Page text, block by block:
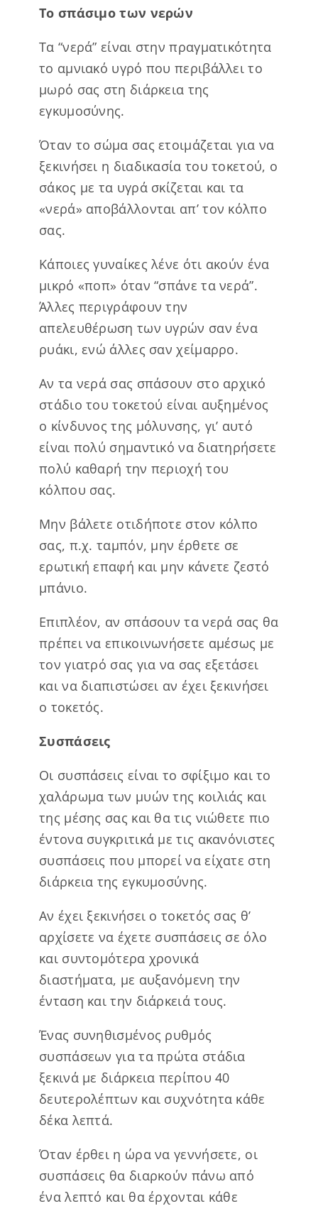
Το σπάσιμο των νερών
Τα “νερά” είναι στην πραγματικότητα
το αμνιακό υγρό που περιβάλλει το
μωρό σας στη διάρκεια της
εγκυμοσύνης.
Όταν το σώμα σας ετοιμάζεται για να
ξεκινήσει η διαδικασία του τοκετού, ο
σάκος με τα υγρά σκίζεται και τα
«νερά» αποβάλλονται απ’ τον κόλπο
σας.
Κάποιες γυναίκες λένε ότι ακούν ένα
μικρό «ποπ» όταν “σπάνε τα νερά”.
Άλλες περιγράφουν την
απελευθέρωση των υγρών σαν ένα
ρυάκι, ενώ άλλες σαν χείμαρρο.
Αν τα νερά σας σπάσουν στο αρχικό
στάδιο του τοκετού είναι αυξημένος
ο κίνδυνος της μόλυνσης, γι’ αυτό
είναι πολύ σημαντικό να διατηρήσετε
πολύ καθαρή την περιοχή του
κόλπου σας.
Μην βάλετε οτιδήποτε στον κόλπο
σας, π.χ. ταμπόν, μην έρθετε σε
ερωτική επαφή και μην κάνετε ζεστό
μπάνιο.
Επιπλέον, αν σπάσουν τα νερά σας θα
πρέπει να επικοινωνήσετε αμέσως με
τον γιατρό σας για να σας εξετάσει
και να διαπιστώσει αν έχει ξεκινήσει
ο τοκετός.
Συσπάσεις
Οι συσπάσεις είναι το σφίξιμο και το
χαλάρωμα των μυών της κοιλιάς και
της μέσης σας και θα τις νιώθετε πιο
έντονα συγκριτικά με τις ακανόνιστες
συσπάσεις που μπορεί να είχατε στη
διάρκεια της εγκυμοσύνης.
Αν έχει ξεκινήσει ο τοκετός σας θ’
αρχίσετε να έχετε συσπάσεις σε όλο
και συντομότερα χρονικά
διαστήματα, με αυξανόμενη την
ένταση και την διάρκειά τους.
Ένας συνηθισμένος ρυθμός
συσπάσεων για τα πρώτα στάδια
ξεκινά με διάρκεια περίπου 40
δευτερολέπτων και συχνότητα κάθε
δέκα λεπτά.
Όταν έρθει η ώρα να γεννήσετε, οι
συσπάσεις θα διαρκούν πάνω από
ένα λεπτό και θα έρχονται κάθε